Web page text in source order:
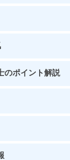
のポイント解説